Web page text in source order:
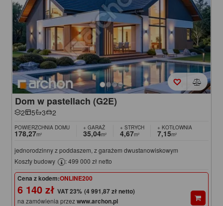
Dom w pastellach (G2E)
2 5 3 2
POWIERZCHNIA DOMU
178,27m²
+ GARAŻ
35,04m²
+ STRYCH
4,67m²
+ KOTŁOWNIA
7,15m²
jednorodzinny z poddaszem, z garażem dwustanowiskowym
Koszty budowy
: 499 000 zł netto
Cena z kodem:ONLINE200
6 140 zł (4 991,87 zł netto)
na zamówienia przezwww.archon.pl